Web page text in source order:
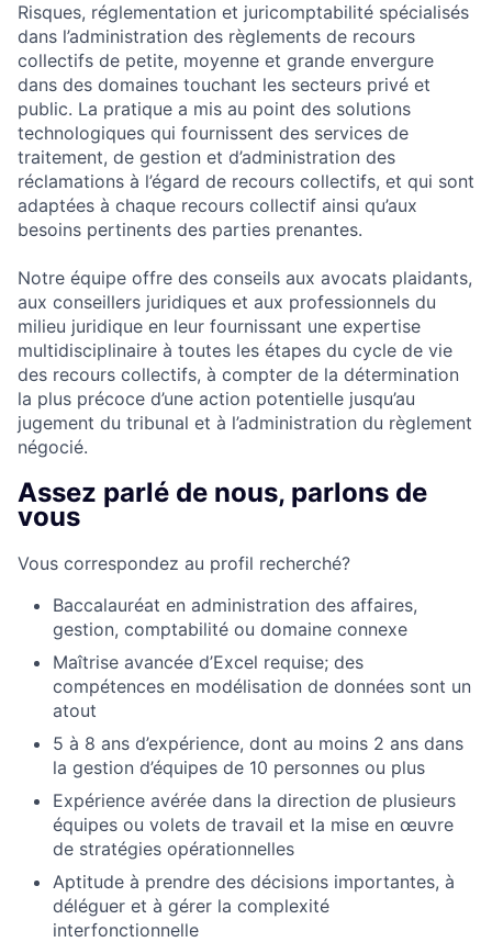
Risques, réglementation et juricomptabilité spécialisés
dans l’administration des règlements de recours
collectifs de petite, moyenne et grande envergure
dans des domaines touchant les secteurs privé et
public. La pratique a mis au point des solutions
technologiques qui fournissent des services de
traitement, de gestion et d’administration des
réclamations à l’égard de recours collectifs, et qui sont
adaptées à chaque recours collectif ainsi qu’aux
besoins pertinents des parties prenantes.
Notre équipe offre des conseils aux avocats plaidants,
aux conseillers juridiques et aux professionnels du
milieu juridique en leur fournissant une expertise
multidisciplinaire à toutes les étapes du cycle de vie
des recours collectifs, à compter de la détermination
la plus précoce d’une action potentielle jusqu’au
jugement du tribunal et à l’administration du règlement
négocié.
Assez parlé de nous, parlons de
vous
Vous correspondez au profil recherché?
Baccalauréat en administration des affaires,
gestion, comptabilité ou domaine connexe
Maîtrise avancée d’Excel requise; des
compétences en modélisation de données sont un
atout
5 à 8 ans d’expérience, dont au moins 2 ans dans
la gestion d’équipes de 10 personnes ou plus
Expérience avérée dans la direction de plusieurs
équipes ou volets de travail et la mise en œuvre
de stratégies opérationnelles
Aptitude à prendre des décisions importantes, à
déléguer et à gérer la complexité
interfonctionnelle